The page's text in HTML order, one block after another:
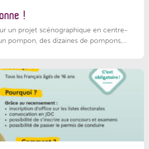
!
un projet scénographique en centre-
pompon, des dizaines de pompons,...